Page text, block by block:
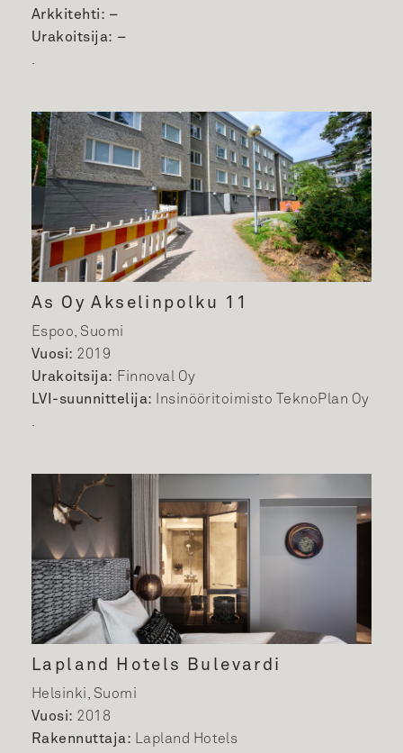
Arkkitehti: –
Urakoitsija: –
As Oy Akselinpolku 11
Espoo, Suomi
Vuosi: 2019
Urakoitsija: Finnoval Oy
LVI-suunnittelija:
Insinööritoimisto TeknoPlan Oy
Lapland Hotels Bulevardi
Helsinki, Suomi
Vuosi: 2018
Rakennuttaja: Lapland Hotels